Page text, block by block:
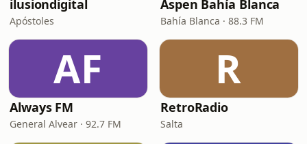
ilusiondigital
Apóstoles
Aspen Bahía Blanca
Bahía Blanca · 88.3 FM
AF
Always FM
General Alvear · 92.7 FM
R
RetroRadio
Salta